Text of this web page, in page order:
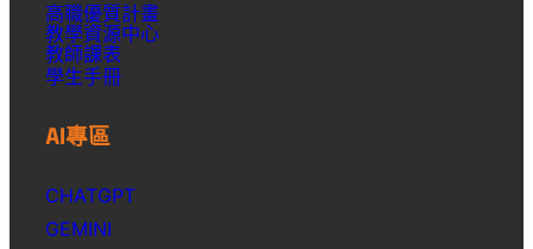
高職優質計畫
教學資源中心
教師課表
學生手冊
AI專區
CHATGPT
GEMINI